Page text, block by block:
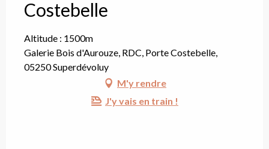
Costebelle
Altitude : 1500m
Galerie Bois d'Aurouze, RDC, Porte Costebelle,
05250 Superdévoluy
M'y rendre
J'y vais en train !